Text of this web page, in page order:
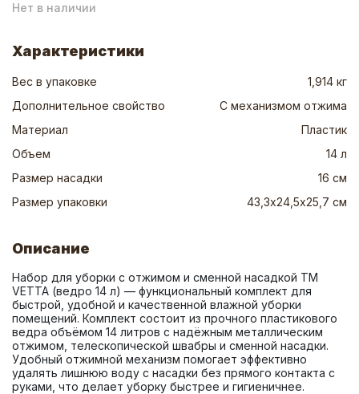
Нет в наличии
Характеристики
Вес в упаковке
1,914 кг
Дополнительное свойство
С механизмом отжима
Материал
Пластик
Объем
14 л
Размер насадки
16 см
Размер упаковки
43,3х24,5х25,7 см
Описание
Набор для уборки с отжимом и сменной насадкой ТМ
VETTA (ведро 14 л) — функциональный комплект для
быстрой, удобной и качественной влажной уборки
помещений. Комплект состоит из прочного пластикового
ведра объёмом 14 литров с надёжным металлическим
отжимом, телескопической швабры и сменной насадки.
Удобный отжимной механизм помогает эффективно
удалять лишнюю воду с насадки без прямого контакта с
руками, что делает уборку быстрее и гигиеничнее.